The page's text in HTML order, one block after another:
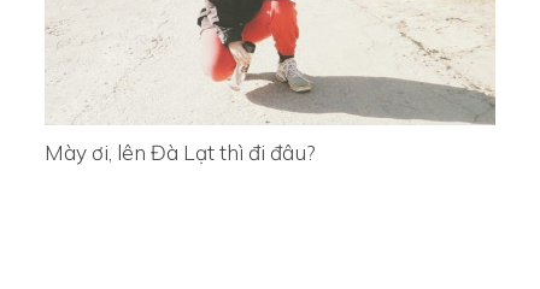
Mày ơi, lên Đà Lạt thì đi đâu?